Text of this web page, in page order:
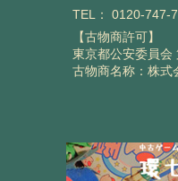
TEL： 0120-747-
【古物商許可】
東京都公安委員
古物商名称：株式